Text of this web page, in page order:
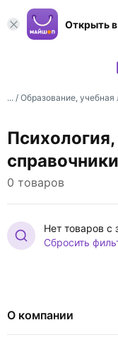
Открыть
... / Образование, учебная
0 товаров
Нет товаров с
Сбросить
О компании